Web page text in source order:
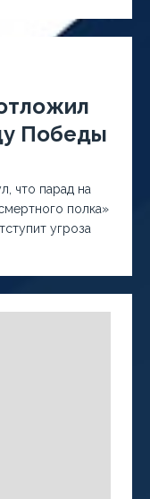
Победы
что парад на
полка»
угроза